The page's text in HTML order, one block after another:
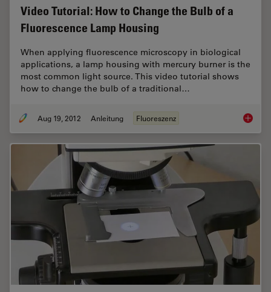
Video Tutorial: How to Change the Bulb of a
Fluorescence Lamp Housing
When applying fluorescence microscopy in biological
applications, a lamp housing with mercury burner is the
most common light source. This video tutorial shows
how to change the bulb of a traditional…
Aug 19, 2012 Anleitung Fluoreszenz Video